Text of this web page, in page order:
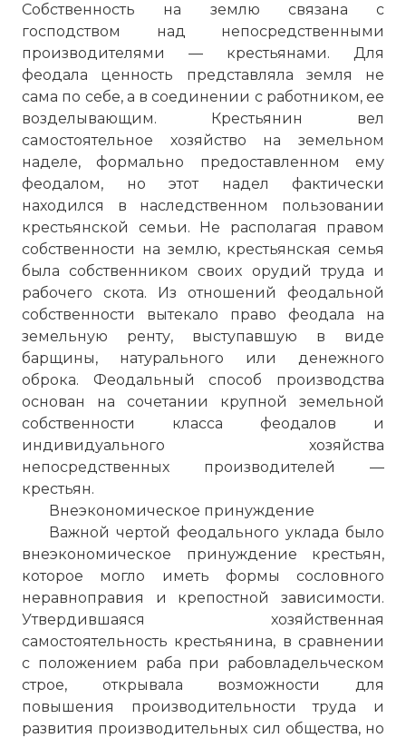
Собственность на землю связана с
господством над непосредственными
производителями — крестьянами. Для
феодала ценность представляла земля не
сама по себе, а в соединении с работником, ее
возделывающим. Крестьянин вел
самостоятельное хозяйство на земельном
наделе, формально предоставленном ему
феодалом, но этот надел фактически
находился в наследственном пользовании
крестьянской семьи. Не располагая правом
собственности на землю, крестьянская семья
была собственником своих орудий труда и
рабочего скота. Из отношений феодальной
собственности вытекало право феодала на
земельную ренту, выступавшую в виде
барщины, натурального или денежного
оброка. Феодальный способ производства
основан на сочетании крупной земельной
собственности класса феодалов и
индивидуального хозяйства
непосредственных производителей —
крестьян.
Внеэкономическое принуждение
Важной чертой феодального уклада было
внеэкономическое принуждение крестьян,
которое могло иметь формы сословного
неравноправия и крепостной зависимости.
Утвердившаяся хозяйственная
самостоятельность крестьянина, в сравнении
с положением раба при рабовладельческом
строе, открывала возможности для
повышения производительности труда и
развития производительных сил общества, но
☓